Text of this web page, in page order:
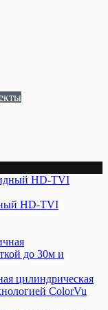
HD-TVI
цилиндрическая
ColorVu